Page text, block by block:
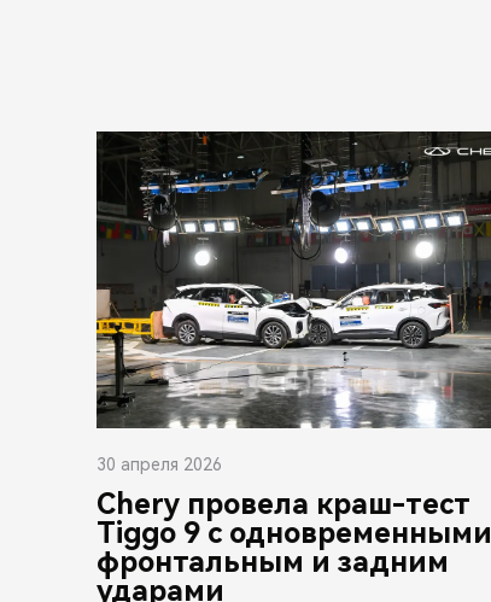
30 апреля 2026
Chery провела краш-тест
Tiggo 9 с одновременными
фронтальным и задним
ударами